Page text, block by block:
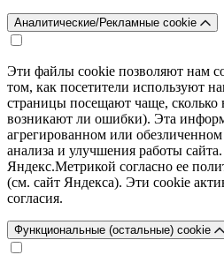
Аналитические/Рекламные cookie
Эти файлы cookie позволяют нам
том, как посетители используют
страницы посещают чаще, сколько
возникают ли ошибки). Эта
агрегированном или
анализа и улучшения работы
Яндекс.Метрикой согласно ее
(см. сайт Яндекса). Эти cookie
согласия.
Функциональные (остальные) cookie